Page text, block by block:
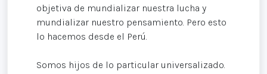
objetiva de mundializar nuestra lucha y
mundializar nuestro pensamiento. Pero esto
lo hacemos desde el Perú.
Somos hijos de lo particular universalizado.